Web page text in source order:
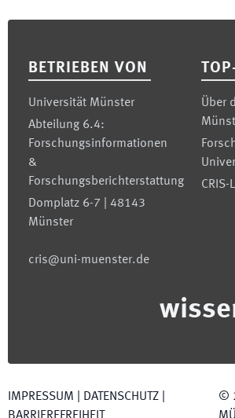
BETRIEBEN VON
Universität Münster
Abteilung 6.4:
Forschungsinformationen
&
Forschungsberichterstattung
Domplatz 6-7 | 48143
Münster
cris@uni-muenster.de
Über
CRIS-
IMPRESSUM DATENSCHUTZ ©